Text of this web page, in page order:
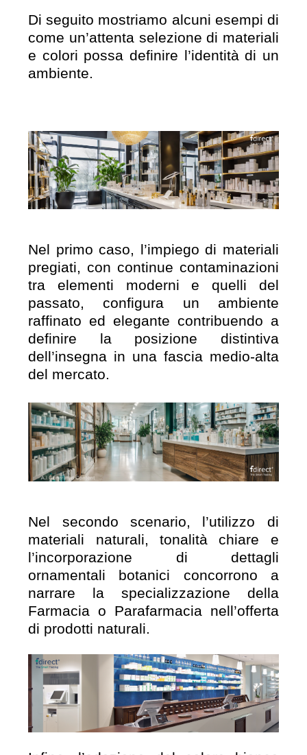
Di seguito mostriamo alcuni esempi di
come un’attenta selezione di materiali
e colori possa definire l’identità di un
ambiente.
Nel primo caso, l’impiego di materiali
pregiati, con continue contaminazioni
tra elementi moderni e quelli del
passato, configura un ambiente
raffinato ed elegante contribuendo a
definire la posizione distintiva
dell’insegna in una fascia medio-alta
del mercato.
Nel secondo scenario, l’utilizzo di
materiali naturali, tonalità chiare e
l’incorporazione di dettagli
ornamentali botanici concorrono a
narrare la specializzazione della
Farmacia o Parafarmacia nell’offerta
di prodotti naturali.